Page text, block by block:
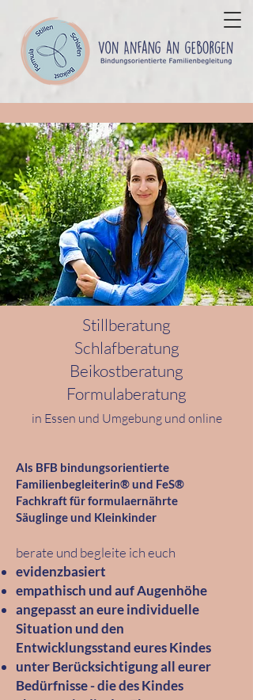
Stillberatung
Schlafberatung
Beikostberatung
Formulaberatung
in Essen und Umgebung und online
Als BFB bindungsorientierte
Familienbegleiterin® und FeS®
Fachkraft für formulaernährte
Säuglinge und Kleinkinder
berate und begleite ich euch
evidenzbasiert
empathisch und auf Augenhöhe
angepasst an eure individuelle
Situation und den
Entwicklungsstand eures Kindes
unter Berücksichtigung all eurer
Bedürfnisse - die des Kindes